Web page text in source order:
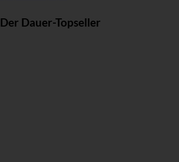
Der Dauer-Topseller